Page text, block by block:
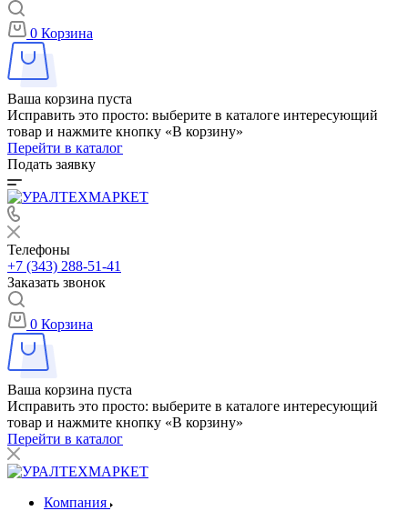
0 Корзина
Ваша корзина пуста
Исправить это просто: выберите в каталоге интересующий
товар и нажмите кнопку «В корзину»
Перейти в каталог
Подать заявку
Телефоны
+7 (343) 288-51-41
Заказать звонок
0 Корзина
Ваша корзина пуста
Исправить это просто: выберите в каталоге интересующий
товар и нажмите кнопку «В корзину»
Перейти в каталог
Компания